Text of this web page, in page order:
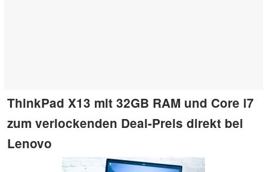
ThinkPad X13 mit 32GB RAM und Core i7
zum verlockenden Deal-Preis direkt bei
Lenovo